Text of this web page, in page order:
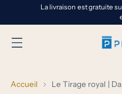
La livraison est gratuite
Accueil Le Tirage royal |